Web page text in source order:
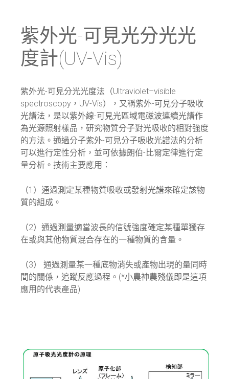
紫外光-可見光分光光
度計(UV-Vis)
紫外光-可見分光光度法（Ultraviolet–visible
spectroscopy，UV-Vis），又稱紫外-可見分子吸收
光譜法，是以紫外線-可見光區域電磁波連續光譜作
為光源照射樣品，研究物質分子對光吸收的相對強度
的方法。通過分子紫外-可見分子吸收光譜法的分析
可以進行定性分析，並可依據朗伯-比爾定律進行定
量分析。技術主要應用：
（1）通過測定某種物質吸收或發射光譜來確定該物
質的組成。
（2）通過測量適當波長的信號強度確定某種單獨存
在或與其他物質混合存在的一種物質的含量。
（3） 通過測量某一種底物消失或產物出現的量同時
間的關係，追蹤反應過程。(*小農神農殘儀即是這項
應用的代表產品)